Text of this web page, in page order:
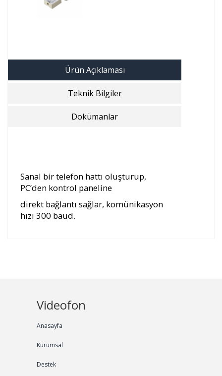
Ürün Açıklaması
Teknik Bilgiler
Dokümanlar
Sanal bir telefon hattı oluşturup,
PC’den kontrol paneline
direkt bağlantı sağlar, komünikasyon
hızı 300 baud.
Videofon
Anasayfa
Kurumsal
Destek